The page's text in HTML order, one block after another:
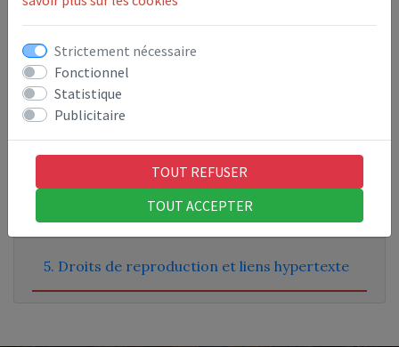
Strictement nécessaire
Fonctionnel
Statistique
Publicitaire
TOUT REFUSER
TOUT ACCEPTER
2. Conception et réalisation
3. Loi Informatique et Libertés
4. Protection des données
5. Droits de reproduction et liens hypertexte